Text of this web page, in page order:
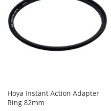
Hoya Instant Action Adapter
Ring 82mm